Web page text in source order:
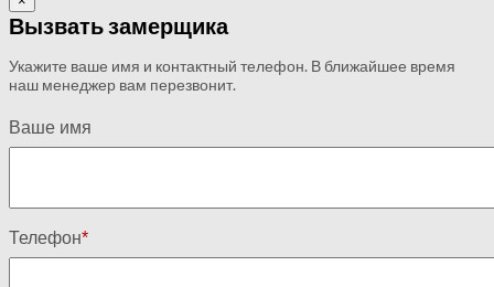
Вызвать замерщика
Укажите ваше имя и контактный телефон. В ближайшее время
наш менеджер вам перезвонит.
Ваше имя
Телефон*